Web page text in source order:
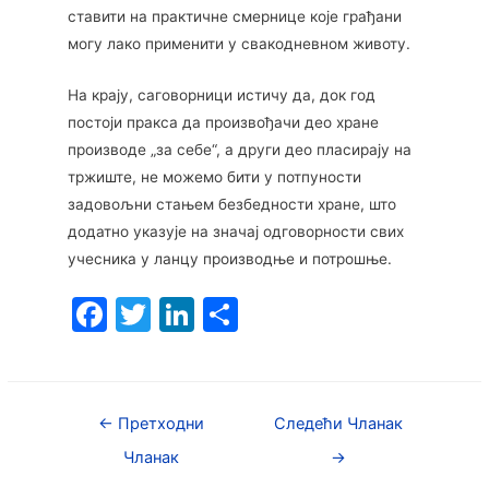
ставити на практичне смернице које грађани
могу лако применити у свакодневном животу.
На крају, саговорници истичу да, док год
постоји пракса да произвођачи део хране
производе „за себе“, а други део пласирају на
тржиште, не можемо бити у потпуности
задовољни стањем безбедности хране, што
додатно указује на значај одговорности свих
учесника у ланцу производње и потрошње.
F
e
b
T
er
Li
e
S
← Претходни
Чланак
Следећи Чланак
→